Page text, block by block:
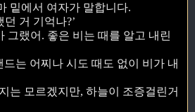
밑에서 여자가 말합니다.
거 기억나?’
그랬어. 좋은 비는 때를 알고 내린
는 어찌나 시도 때도 없이 비가 내
는 모르겠지만, 하늘이 조증걸린거